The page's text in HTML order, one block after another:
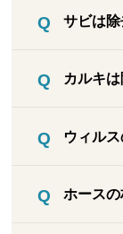
合は交換
くなっ
ます。そ
なります
サビは除
せんが、
て除去
カルキ
ルキの
ウィル
イルスの
ホースの